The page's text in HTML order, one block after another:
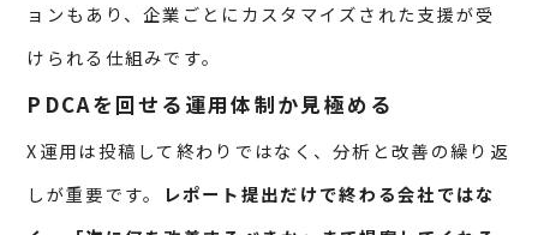
ョンもあり、企業ごとにカスタマイズされた支援が受
けられる仕組みです。
PDCAを回せる運用体制か見極める
X運用は投稿して終わりではなく、分析と改善の繰り返
しが重要です。
レポート提出だけで終わる会社ではな